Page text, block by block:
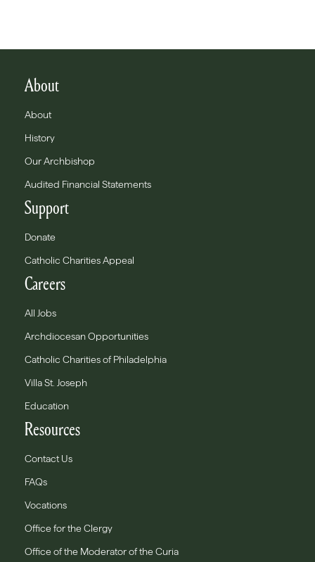
About
About
History
Our Archbishop
Audited Financial Statements
Support
Donate
Catholic Charities Appeal
Careers
All Jobs
Archdiocesan Opportunities
Catholic Charities of Philadelphia
Villa St. Joseph
Education
Resources
Contact Us
FAQs
Vocations
Office for the Clergy
Office of the Moderator of the Curia